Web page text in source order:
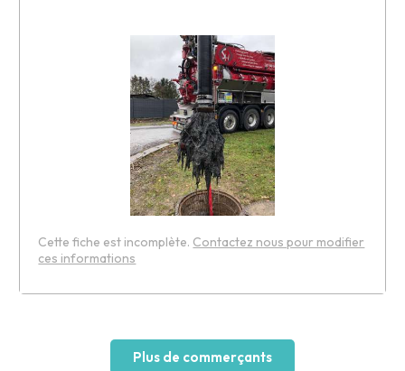
Cette fiche est incomplète. Contactez nous pour modifier
ces informations
Plus de commerçants